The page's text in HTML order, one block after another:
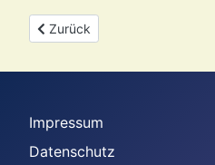
Vorheriger Beitrag: Was
Zurück
Impressum
Datenschutz